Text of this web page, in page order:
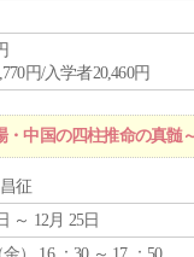
円/入学者20,460円
中国の四柱推命の真髄
征
～ 12月 25日